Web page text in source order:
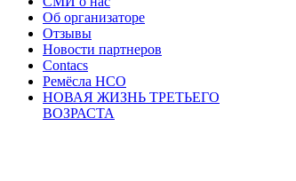
Об организаторе
Отзывы
Новости партнеров
Contacs
Ремёсла НСО
НОВАЯ ЖИЗНЬ ТРЕТЬЕГО
ВОЗРАСТА